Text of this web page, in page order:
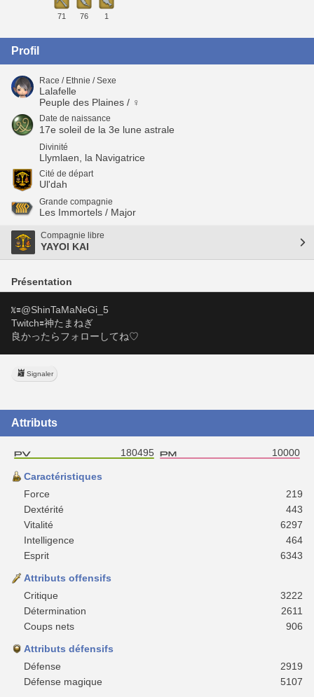
71 76 1
Profil
Race / Ethnie / Sexe
Lalafelle
Peuple des Plaines / ♀
Date de naissance
17e soleil de la 3e lune astrale
Divinité
Llymlaen, la Navigatrice
Cité de départ
Ul'dah
Grande compagnie
Les Immortels / Major
Compagnie libre
YAYOI KAI
Présentation
𝕏🟰@ShinTaMaNeGi_5
Twitch🟰神たまねぎ
良かったらフォローしてね♡
Signaler
Attributs
180495 10000
Caractéristiques
Force
219
Dextérité
443
Vitalité
6297
Intelligence
464
Esprit
6343
Attributs offensifs
Critique
3222
Détermination
2611
Coups nets
906
Attributs défensifs
Défense
2919
Défense magique
5107